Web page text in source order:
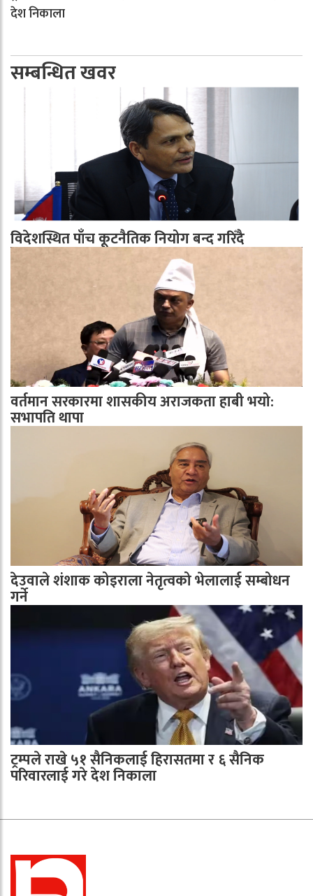
देश निकाला
सम्बन्धित खवर
विदेशस्थित पाँच कूटनैतिक नियोग बन्द गरिँदै
वर्तमान सरकारमा शासकीय अराजकता हाबी भयो:
सभापति थापा
देउवाले शंशाक कोइराला नेतृत्वको भेलालाई सम्बोधन
गर्ने
ट्रम्पले राखे ५१ सैनिकलाई हिरासतमा र ६ सैनिक
परिवारलाई गरे देश निकाला